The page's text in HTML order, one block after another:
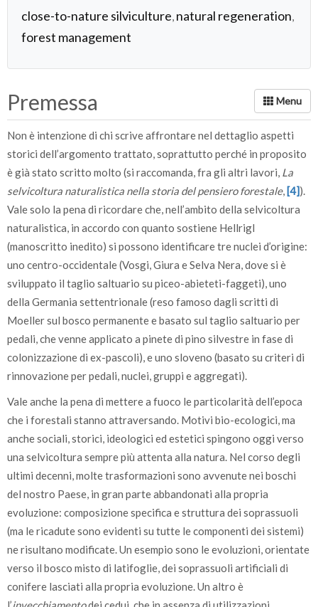
close-to-nature silviculture, natural regeneration,
forest management
Premessa
Non è intenzione di chi scrive affrontare nel dettaglio aspetti
storici dell’argomento trattato, soprattutto perché in proposito
è già stato scritto molto (si raccomanda, fra gli altri lavori, La
selvicoltura naturalistica nella storia del pensiero forestale,[4]).
Vale solo la pena di ricordare che, nell’ambito della selvicoltura
naturalistica, in accordo con quanto sostiene Hellrigl
(manoscritto inedito) si possono identificare tre nuclei d’origine:
uno centro-occidentale (Vosgi, Giura e Selva Nera, dove si è
sviluppato il taglio saltuario su piceo-abieteti-faggeti), uno
della Germania settentrionale (reso famoso dagli scritti di
Moeller sul bosco permanente e basato sul taglio saltuario per
pedali, che venne applicato a pinete di pino silvestre in fase di
colonizzazione di ex-pascoli), e uno sloveno (basato su criteri di
rinnovazione per pedali, nuclei, gruppi e aggregati).
Vale anche la pena di mettere a fuoco le particolarità dell’epoca
che i forestali stanno attraversando. Motivi bio-ecologici, ma
anche sociali, storici, ideologici ed estetici spingono oggi verso
una selvicoltura sempre più attenta alla natura. Nel corso degli
ultimi decenni, molte trasformazioni sono avvenute nei boschi
del nostro Paese, in gran parte abbandonati alla propria
evoluzione: composizione specifica e struttura dei soprassuoli
(ma le ricadute sono evidenti su tutte le componenti dei sistemi)
ne risultano modificate. Un esempio sono le evoluzioni, orientate
verso il bosco misto di latifoglie, dei soprassuoli artificiali di
conifere lasciati alla propria evoluzione. Un altro è